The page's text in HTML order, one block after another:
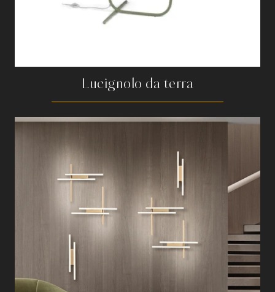
Lucignolo da terra